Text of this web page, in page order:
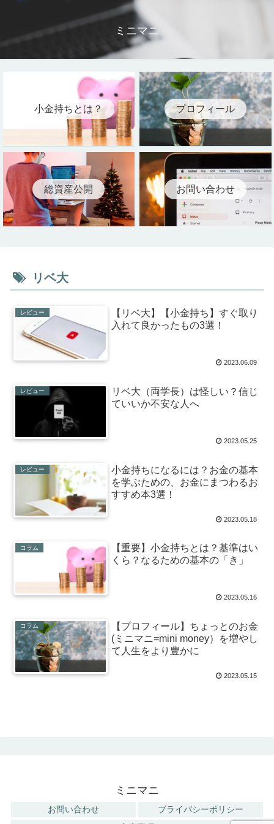
ミニマニ
小金持ちとは？ プロフィール
総資産公開 お問い合わせ
リベ大
レビュー
【リベ大】【小金持ち】すぐ取り
入れて良かったもの3選！
2023.06.09
レビュー
リベ大（両学長）は怪しい？信じ
ていいか不安な人へ
2023.05.25
レビュー
小金持ちになるには？お金の基本
を学ぶための、お金にまつわるお
すすめ本3選！
2023.05.18
コラム
【重要】小金持ちとは？基準はい
くら？なるための基本の「き」
2023.05.16
コラム
【プロフィール】ちょっとのお金
(ミニマニ=mini money）を増やし
て人生をより豊かに
2023.05.15
ミニマニ
お問い合わせ
プライバシーポリシー